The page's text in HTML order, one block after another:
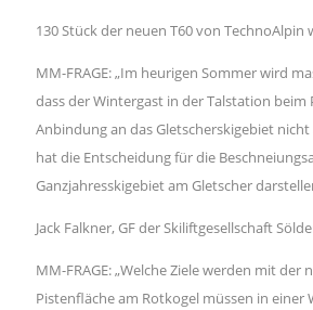
130 Stück der neuen T60 von
MM-FRAGE: „Im heurigen Sommer wird
dass der Wintergast in der Talstation
Anbindung an das Gletscherskigebiet
hat die Entscheidung für die
Ganzjahresskigebiet am Gletscher
Jack Falkner, GF der Skiliftgesellschaft
MM-FRAGE: „Welche Ziele werden mit
Pistenfläche am Rotkogel müssen in